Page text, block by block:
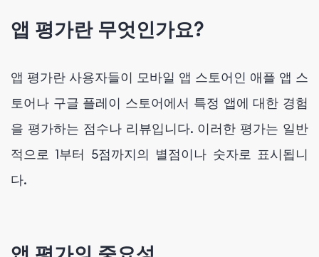
앱 평가란 무엇인가요?
앱 평가란 사용자들이 모바일 앱 스토어인 애플 앱 스
토어나 구글 플레이 스토어에서 특정 앱에 대한 경험
을 평가하는 점수나 리뷰입니다. 이러한 평가는 일반
적으로 1부터 5점까지의 별점이나 숫자로 표시됩니
다.